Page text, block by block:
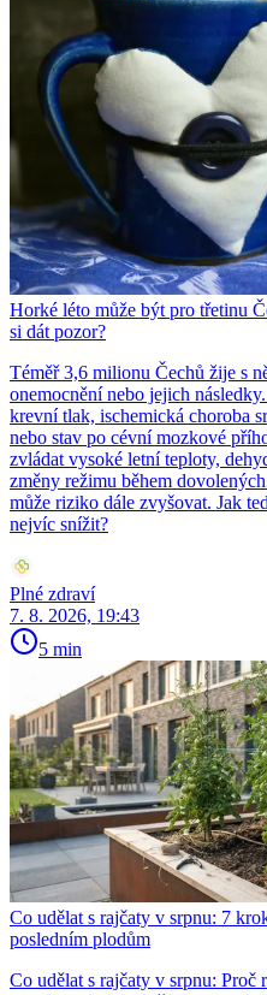
Horké léto může být pro třetinu
si dát pozor?
Téměř 3,6 milionu Čechů žije s
onemocnění nebo jejich
krevní tlak, ischemická choroba
nebo stav po cévní mozkové
zvládat vysoké letní teploty,
změny režimu během
může riziko dále zvyšovat. Jak
nejvíc snížit?
Plné zdraví
7. 8. 2026, 19:43
5 min
Co udělat s rajčaty v srpnu: 7
posledním plodům
Co udělat s rajčaty v srpnu: Proč